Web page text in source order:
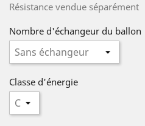
Résistance vendue séparément
Nombre d'échangeur du ballon
Classe d'énergie